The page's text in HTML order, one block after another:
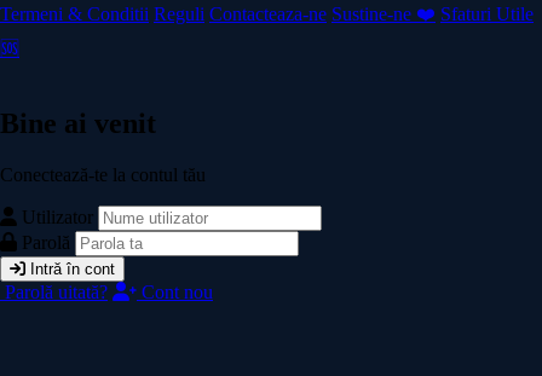
Termeni & Conditii Reguli Contacteaza-ne Sustine-ne ❤️ Sfaturi Utile
🆘
Bine ai venit
Conectează-te la contul tău
Utilizator
Parolă
Intră în cont
Parolă uitată? Cont nou